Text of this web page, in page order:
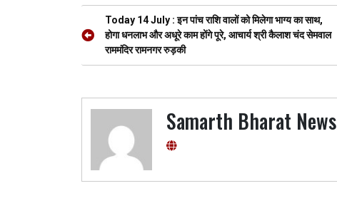
o
o
k
A
p
p
a
m
g
er
Post
navigation
Today 14 July : इन पांच राशि वालों को मिलेगा भाग्य का साथ,
होगा धनलाभ और अधूरे काम होंगे पूरे, आचार्य श्री कैलाश चंद सेमवाल
राममंदिर रामनगर रुड़की
Samarth Bharat News